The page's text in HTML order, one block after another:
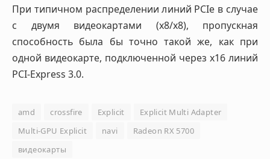
При типичном распределении линий PCIe в случае
с двумя видеокартами (х8/х8), пропускная
способность была бы точно такой же, как при
одной видеокарте, подключенной через х16 линий
PCI-Express 3.0.
amd crossfire Explicit
Explicit Multi Adapter
Multi-GPU Explicit
navi
Radeon RX 5700
видеокарты